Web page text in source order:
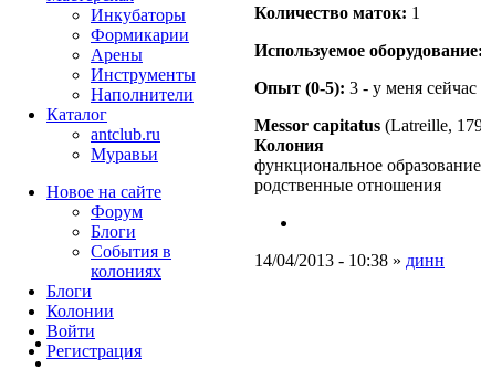
Количество маток: 1
Используемое оборудование:
Опыт (0-5): 3 - у меня сейчас
Messor capitatus (Latreille,
Колония
функциональное
родственные отношения
14/04/2013 - 10:38 » динн
Инкубаторы
Формикарии
Арены
Инструменты
Наполнители
Каталог
antclub.ru
Муравьи
Новое на сайте
Форум
Блоги
События в
колониях
Блоги
Колонии
Войти
Peгиcтpaция